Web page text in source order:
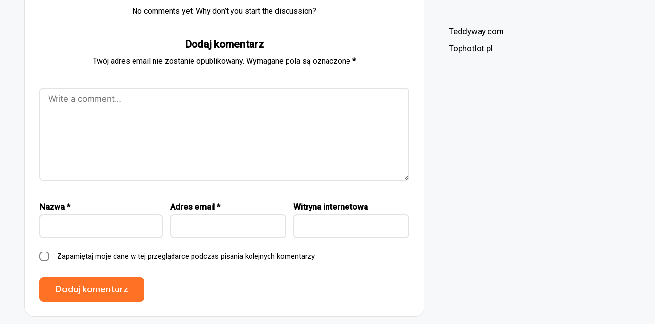
No comments yet. Why don’t you start the discussion?
Dodaj komentarz
Twój adres email nie zostanie opublikowany. Wymagane pola są oznaczone*
Nazwa * Adres email * Witryna internetowa
Zapamiętaj moje dane w tej przeglądarce podczas pisania kolejnych komentarzy.
Teddyway.com
Tophotlot.pl